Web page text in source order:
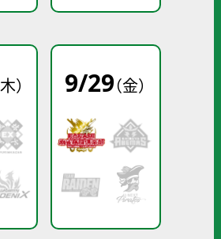
） 9/29（金）